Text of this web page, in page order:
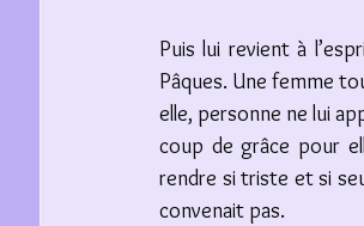
Puis lui revient à
Pâques. Une femme
elle, personne ne lui
coup de grâce pour
rendre si triste et si
convenait pas.